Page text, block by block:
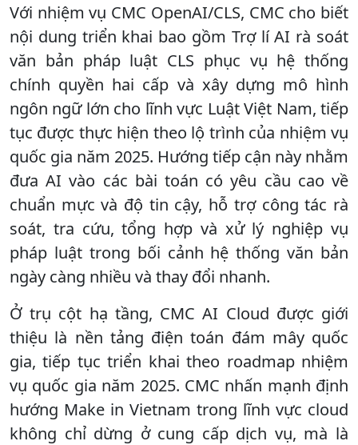
Với nhiệm vụ CMC OpenAI/CLS, CMC cho biết
nội dung triển khai bao gồm Trợ lí AI rà soát
văn bản pháp luật CLS phục vụ hệ thống
chính quyền hai cấp và xây dựng mô hình
ngôn ngữ lớn cho lĩnh vực Luật Việt Nam, tiếp
tục được thực hiện theo lộ trình của nhiệm vụ
quốc gia năm 2025. Hướng tiếp cận này nhằm
đưa AI vào các bài toán có yêu cầu cao về
chuẩn mực và độ tin cậy, hỗ trợ công tác rà
soát, tra cứu, tổng hợp và xử lý nghiệp vụ
pháp luật trong bối cảnh hệ thống văn bản
ngày càng nhiều và thay đổi nhanh.
Ở trụ cột hạ tầng, CMC AI Cloud được giới
thiệu là nền tảng điện toán đám mây quốc
gia, tiếp tục triển khai theo roadmap nhiệm
vụ quốc gia năm 2025. CMC nhấn mạnh định
hướng Make in Vietnam trong lĩnh vực cloud
không chỉ dừng ở cung cấp dịch vụ, mà là